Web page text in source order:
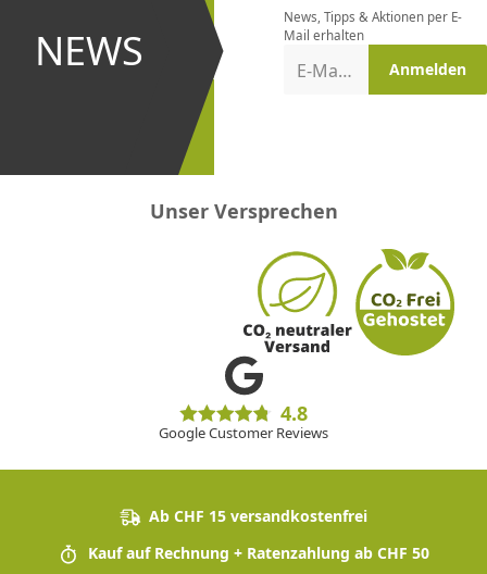
NEWS
und bei
Aktionen
News, Tipps & Aktionen per E-
Mail erhalten
E-Mail-Adresse Anmelden
Unser Versprechen
4.8
Google Customer Reviews
Ab CHF 15 versandkostenfrei
Kauf auf Rechnung + Ratenzahlung ab CHF 50